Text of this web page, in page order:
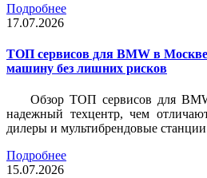
Подробнее
17.07.2026
ТОП сервисов для BMW в
машину без лишних рисков
Обзор ТОП сервисов для
надежный техцентр, чем
дилеры и мультибрендовые
Подробнее
15.07.2026